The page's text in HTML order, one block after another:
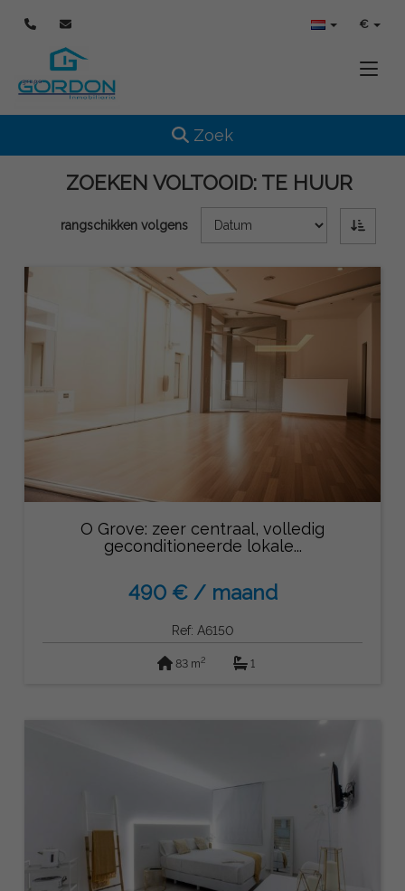
€
Toggle navigation
Zoek
ZOEKEN VOLTOOID: TE HUUR
rangschikken volgens
O Grove: zeer centraal, volledig
geconditioneerde lokale...
490 € / maand
Ref: A6150
83 m2 1